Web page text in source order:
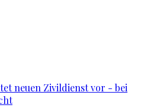
neuen Zivildienst vor - bei